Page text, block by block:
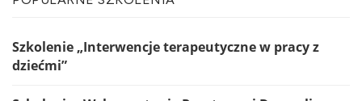
Szkolenie „Interwencje terapeutyczne w pracy z
dziećmi”